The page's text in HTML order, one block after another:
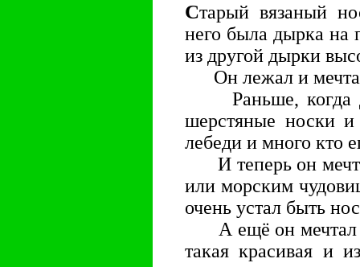
Старый вязаный
него была дырка на
из другой дырки
Он лежал и
Раньше, когда
шерстяные носки
лебеди и много кто
И теперь он
или морским
очень устал быть
А ещё он мечтал
такая красивая и